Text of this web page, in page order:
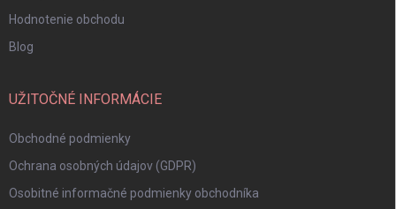
Hodnotenie obchodu
Blog
UŽITOČNÉ INFORMÁCIE
Obchodné podmienky
Ochrana osobných údajov (GDPR)
Osobitné informačné podmienky obchodníka